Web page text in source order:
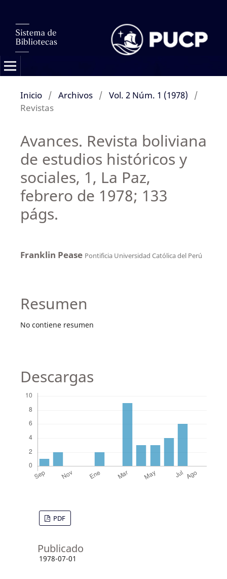
Inicio / Archivos / Vol. 2 Núm. 1 (1978)
/
Revistas
Avances. Revista boliviana
de estudios históricos y
sociales, 1, La Paz,
febrero de 1978; 133
págs.
Franklin Pease Pontificia Universidad Católica del Perú
Resumen
No contiene resumen
Descargas
PDF
Publicado
1978-07-01